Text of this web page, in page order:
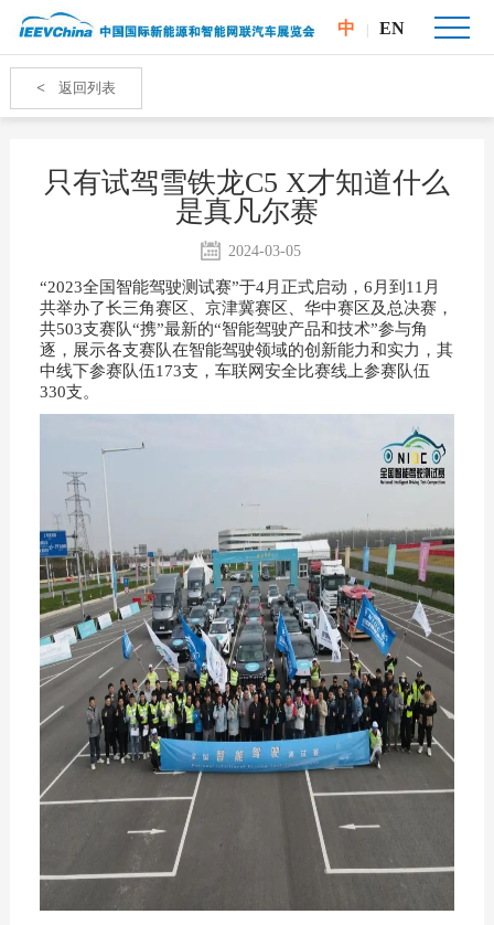
中 EN
< 返回列表
只有试驾雪铁龙C5 X才知道什么
是真凡尔赛
2024-03-05
“2023全国智能驾驶测试赛”于4月正式启动，6月到11月
共举办了长三角赛区、京津冀赛区、华中赛区及总决赛，
共503支赛队“携”最新的“智能驾驶产品和技术”参与角
逐，展示各支赛队在智能驾驶领域的创新能力和实力，其
中线下参赛队伍173支，车联网安全比赛线上参赛队伍
330支。